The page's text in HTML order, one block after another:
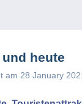
heute
am 28 January